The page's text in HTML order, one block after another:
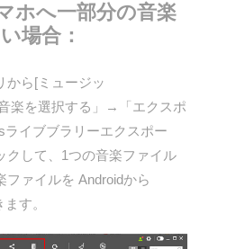
ホへ一部分の音楽
場合：
から[ミュージッ
楽を選択する」→「エクスポ
イブブラリーエクスポー
クして、1つの音楽ファイル
ファイルを Androidから
す。